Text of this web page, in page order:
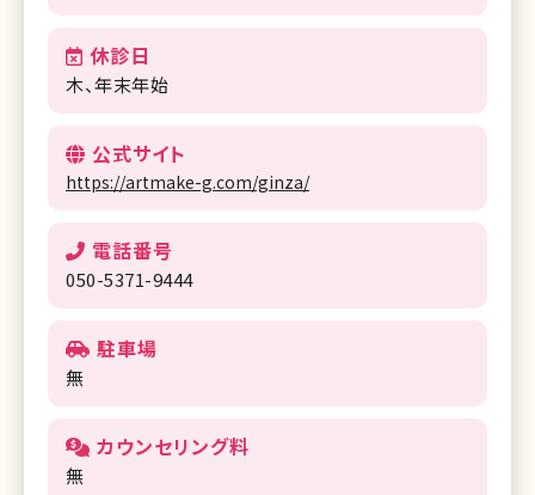
休診日
木、年末年始
公式サイト
https://artmake-g.com/ginza/
電話番号
050-5371-9444
駐車場
無
カウンセリング料
無